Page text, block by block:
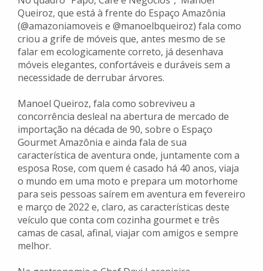
Queiroz, que está à frente do Espaço Amazônia
(@amazoniamoveis e @manoelbqueiroz) fala como
criou a grife de móveis que, antes mesmo de se
falar em ecologicamente correto, já desenhava
móveis elegantes, confortáveis e duráveis sem a
necessidade de derrubar árvores.
Manoel Queiroz, fala como sobreviveu a
concorrência desleal na abertura de mercado de
importação na década de 90, sobre o Espaço
Gourmet Amazônia e ainda fala de sua
característica de aventura onde, juntamente com a
esposa Rose, com quem é casado há 40 anos, viaja
o mundo em uma moto e prepara um motorhome
para seis pessoas saírem em aventura em fevereiro
e março de 2022 e, claro, as características deste
veículo que conta com cozinha gourmet e três
camas de casal, afinal, viajar com amigos e sempre
melhor.